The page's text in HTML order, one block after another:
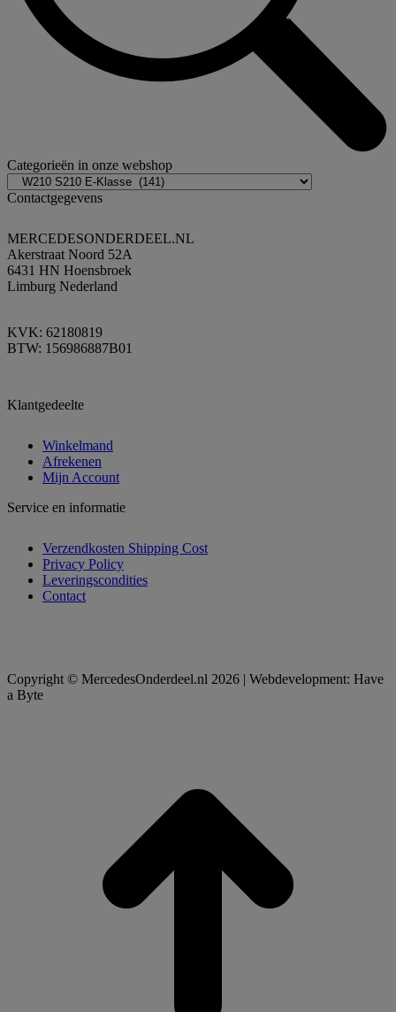
Categorieën in onze webshop
Contactgegevens
MERCEDESONDERDEEL.NL
Akerstraat Noord 52A
6431 HN Hoensbroek
Limburg Nederland
KVK: 62180819
BTW: 156986887B01
Klantgedeelte
Winkelmand
Afrekenen
Mijn Account
Service en informatie
Verzendkosten Shipping Cost
Privacy Policy
Leveringscondities
Contact
Copyright © MercedesOnderdeel.nl 2026 | Webdevelopment: Have
a Byte